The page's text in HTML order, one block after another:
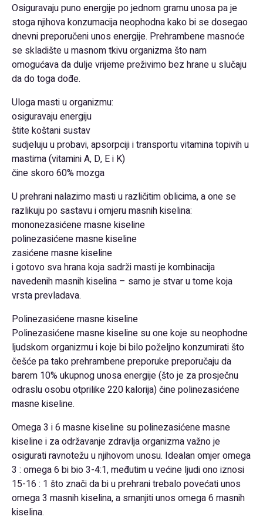
Osiguravaju puno energije po jednom gramu unosa pa je
stoga njihova konzumacija neophodna kako bi se dosegao
dnevni preporučeni unos energije. Prehrambene masnoće
se skladište u masnom tkivu organizma što nam
omogućava da dulje vrijeme preživimo bez hrane u slučaju
da do toga dođe.
Uloga masti u organizmu:
osiguravaju energiju
štite koštani sustav
sudjeluju u probavi, apsorpciji i transportu vitamina topivih u
mastima (vitamini A, D, E i K)
čine skoro 60% mozga
U prehrani nalazimo masti u različitim oblicima, a one se
razlikuju po sastavu i omjeru masnih kiselina:
mononezasićene masne kiseline
polinezasićene masne kiseline
zasićene masne kiseline
i gotovo sva hrana koja sadrži masti je kombinacija
navedenih masnih kiselina – samo je stvar u tome koja
vrsta prevladava.
Polinezasićene masne kiseline
Polinezasićene masne kiseline su one koje su neophodne
ljudskom organizmu i koje bi bilo poželjno konzumirati što
češće pa tako prehrambene preporuke preporučaju da
barem 10% ukupnog unosa energije (što je za prosječnu
odraslu osobu otprilike 220 kalorija) čine polinezasićene
masne kiseline.
Omega 3 i 6 masne kiseline su polinezasićene masne
kiseline i za održavanje zdravlja organizma važno je
osigurati ravnotežu u njihovom unosu. Idealan omjer omega
3 : omega 6 bi bio 3-4:1, međutim u većine ljudi ono iznosi
15-16 : 1 što znači da bi u prehrani trebalo povećati unos
omega 3 masnih kiselina, a smanjiti unos omega 6 masnih
kiselina.